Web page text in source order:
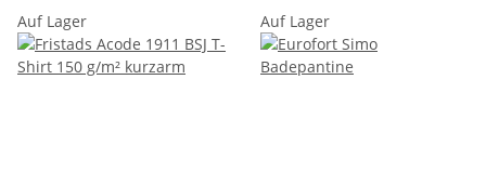
Auf Lager Auf Lager